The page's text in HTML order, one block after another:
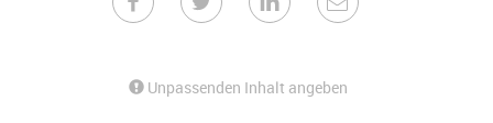
Unpassenden Inhalt angeben